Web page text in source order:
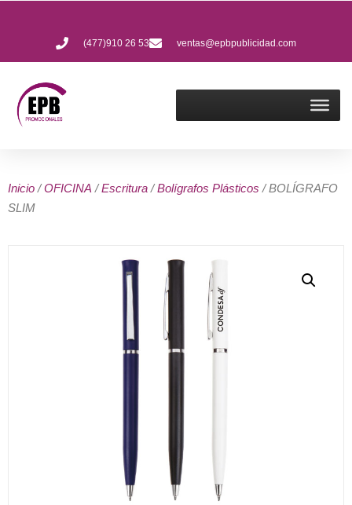
(477)910 26 53 ventas@epbpublicidad.com
Inicio /OFICINA /Escritura /Bolígrafos Plásticos / BOLÍGRAFO
SLIM